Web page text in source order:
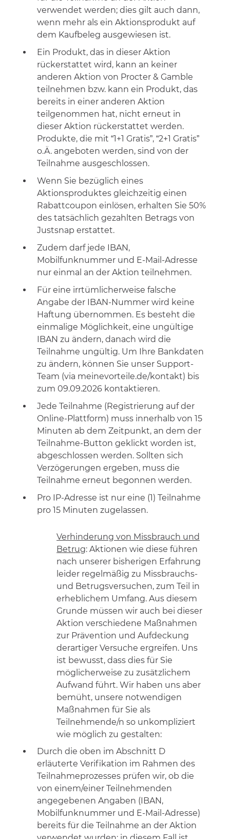
verwendet werden; dies gilt auch dann,
wenn mehr als ein Aktionsprodukt auf
dem Kaufbeleg ausgewiesen ist.
Ein Produkt, das in dieser Aktion
rückerstattet wird, kann an keiner
anderen Aktion von Procter & Gamble
teilnehmen bzw. kann ein Produkt, das
bereits in einer anderen Aktion
teilgenommen hat, nicht erneut in
dieser Aktion rückerstattet werden.
Produkte, die mit “1+1 Gratis”, “2+1 Gratis”
o.Ä. angeboten werden, sind von der
Teilnahme ausgeschlossen.
Wenn Sie bezüglich eines
Aktionsproduktes gleichzeitig einen
Rabattcoupon einlösen, erhalten Sie 50%
des tatsächlich gezahlten Betrags von
Justsnap erstattet.
Zudem darf jede IBAN,
Mobilfunknummer und E-Mail-Adresse
nur einmal an der Aktion teilnehmen.
Für eine irrtümlicherweise falsche
Angabe der IBAN-Nummer wird keine
Haftung übernommen. Es besteht die
einmalige Möglichkeit, eine ungültige
IBAN zu ändern, danach wird die
Teilnahme ungültig. Um Ihre Bankdaten
zu ändern, können Sie unser Support-
Team (via meinevorteile.de/kontakt) bis
zum 09.09.2026 kontaktieren.
Jede Teilnahme (Registrierung auf der
Online-Plattform) muss innerhalb von 15
Minuten ab dem Zeitpunkt, an dem der
Teilnahme-Button geklickt worden ist,
abgeschlossen werden. Sollten sich
Verzögerungen ergeben, muss die
Teilnahme erneut begonnen werden.
Pro IP-Adresse ist nur eine (1) Teilnahme
pro 15 Minuten zugelassen.
Verhinderung von Missbrauch und
Betrug: Aktionen wie diese führen
nach unserer bisherigen Erfahrung
leider regelmäßig zu Missbrauchs-
und Betrugsversuchen, zum Teil in
erheblichem Umfang. Aus diesem
Grunde müssen wir auch bei dieser
Aktion verschiedene Maßnahmen
zur Prävention und Aufdeckung
derartiger Versuche ergreifen. Uns
ist bewusst, dass dies für Sie
möglicherweise zu zusätzlichem
Aufwand führt. Wir haben uns aber
bemüht, unsere notwendigen
Maßnahmen für Sie als
Teilnehmende/n so unkompliziert
wie möglich zu gestalten:
Durch die oben im Abschnitt D
erläuterte Verifikation im Rahmen des
Teilnahmeprozesses prüfen wir, ob die
von einem/einer Teilnehmenden
angegebenen Angaben (IBAN,
Mobilfunknummer und E-Mail-Adresse)
bereits für die Teilnahme an der Aktion